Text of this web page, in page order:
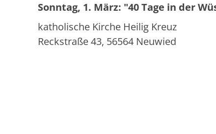
Sonntag, 1. März: "40 Tage in der
katholische Kirche Heilig Kreuz
Reckstraße 43, 56564 Neuwied